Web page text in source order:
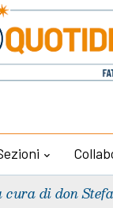
cura di don